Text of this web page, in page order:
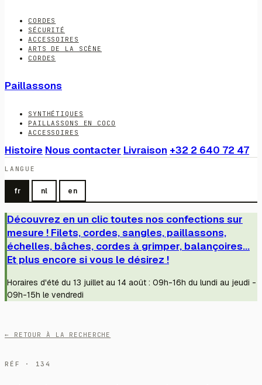
CORDES
SÉCURITÉ
ACCESSOIRES
ARTS DE LA SCÈNE
CORDES
Paillassons
SYNTHÉTIQUES
PAILLASSONS EN COCO
ACCESSOIRES
Histoire Nous contacter Livraison +32 2 640 72 47
LANGUE
fr nl en
Découvrez en un clic toutes nos confections sur
mesure ! Filets, cordes, sangles, paillassons,
échelles, bâches, cordes à grimper, balançoires...
Et plus encore si vous le désirez !
Horaires d'été du 13 juillet au 14 août : 09h-16h du lundi au jeudi -
09h-15h le vendredi
← RETOUR À LA RECHERCHE
RÉF · 134